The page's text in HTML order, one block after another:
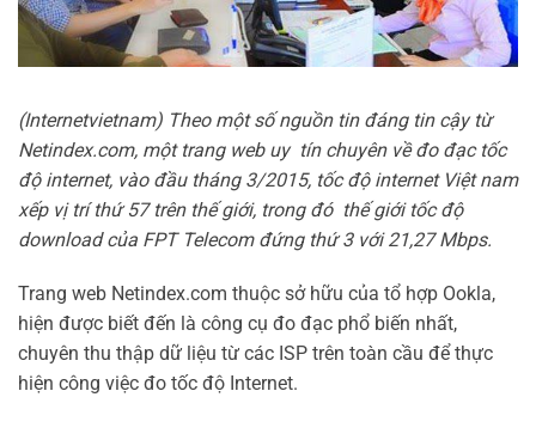
(Internetvietnam) Theo một số nguồn tin đáng tin cậy từ
Netindex.com, một trang web uy tín chuyên về đo đạc tốc
độ internet, vào đầu tháng 3/2015, tốc độ internet Việt nam
xếp vị trí thứ 57 trên thế giới, trong đó thế giới tốc độ
download của FPT Telecom đứng thứ 3 với 21,27 Mbps.
Trang web Netindex.com thuộc sở hữu của tổ hợp Ookla,
hiện được biết đến là công cụ đo đạc phổ biến nhất,
chuyên thu thập dữ liệu từ các ISP trên toàn cầu để thực
hiện công việc đo tốc độ Internet.